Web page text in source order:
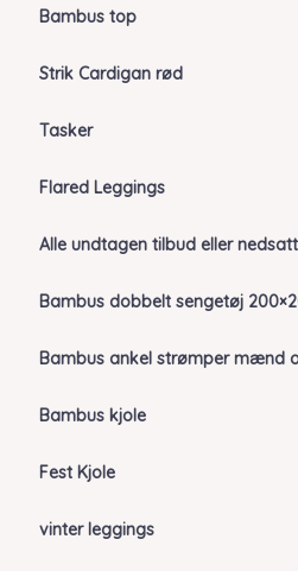
Bambus top
Strik Cardigan rød
Tasker
Flared Leggings
Alle undtagen tilbud eller
Bambus dobbelt sengetøj
Bambus ankel strømper mænd
Bambus kjole
Fest Kjole
vinter leggings